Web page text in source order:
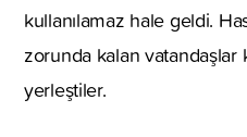
kullanılamaz hale geldi.
zorunda kalan vatandaşlar
yerleştiler.